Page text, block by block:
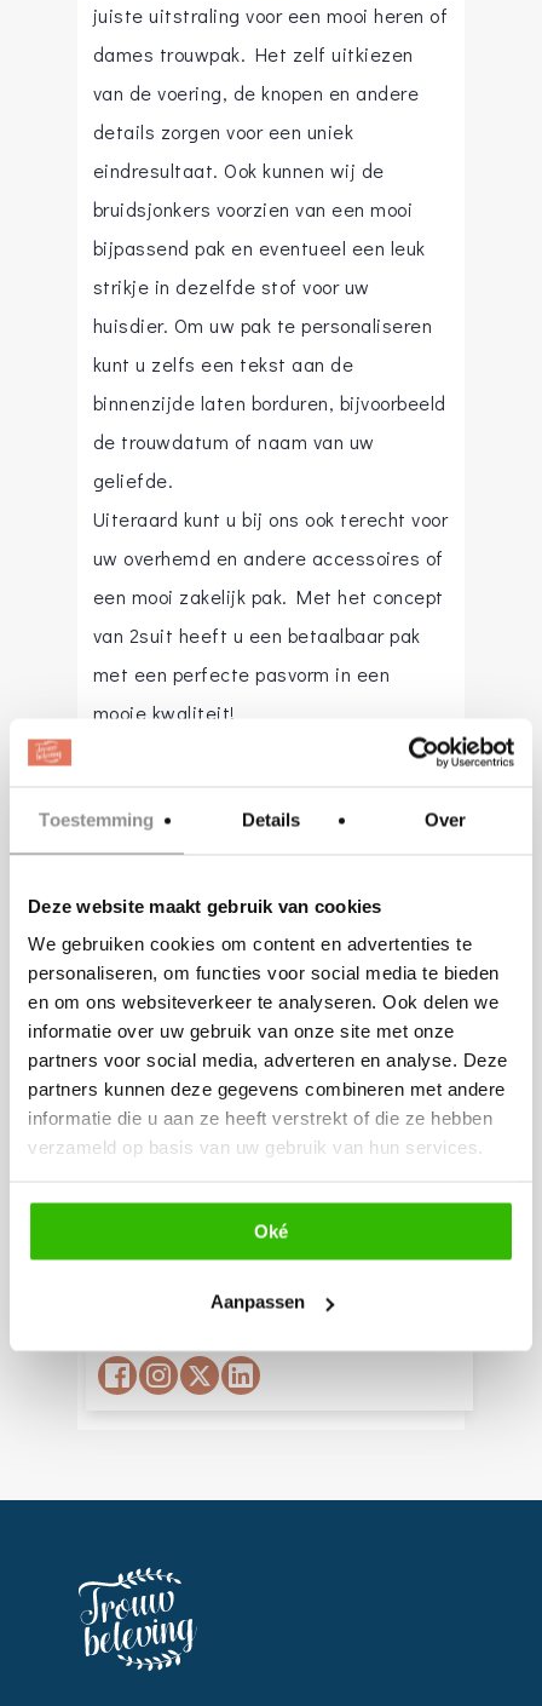
Toestemming Details Over
Deze website maakt gebruik van cookies
We gebruiken cookies om content en advertenties te
personaliseren, om functies voor social media te bieden
en om ons websiteverkeer te analyseren. Ook delen we
informatie over uw gebruik van onze site met onze
partners voor social media, adverteren en analyse. Deze
partners kunnen deze gegevens combineren met andere
informatie die u aan ze heeft verstrekt of die ze hebben
verzameld op basis van uw gebruik van hun services.
Oké
Aanpassen
juiste uitstraling voor een mooi heren of
dames trouwpak. Het zelf uitkiezen
van de voering, de knopen en andere
details zorgen voor een uniek
eindresultaat. Ook kunnen wij de
bruidsjonkers voorzien van een mooi
bijpassend pak en eventueel een leuk
strikje in dezelfde stof voor uw
huisdier. Om uw pak te personaliseren
kunt u zelfs een tekst aan de
binnenzijde laten borduren, bijvoorbeeld
de trouwdatum of naam van uw
geliefde.
Uiteraard kunt u bij ons ook terecht voor
uw overhemd en andere accessoires of
een mooi zakelijk pak. Met het concept
van 2suit heeft u een betaalbaar pak
met een perfecte pasvorm in een
mooie kwaliteit!
reizende kleermaker bij u thuis of op
moment, zelfs ‘s-avonds of in het
weekend.
Ga
naar http://www.maatpakkenspecialist.nl
kijk hoe wij te werk gaan en maak een
afspraak.
We staan voor kwaliteit, service en